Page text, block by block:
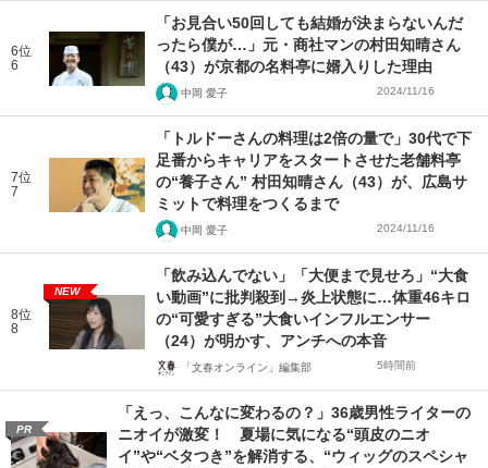
6位
6
「お見合い50回しても結婚が決まらないんだ
ったら僕が…」元・商社マンの村田知晴さん
（43）が京都の名料亭に婿入りした理由
中岡 愛子 2024/11/16
7位
7
「トルドーさんの料理は2倍の量で」30代で下
足番からキャリアをスタートさせた老舗料亭
の“養子さん” 村田知晴さん（43）が、広島サ
ミットで料理をつくるまで
中岡 愛子 2024/11/16
8位
8
NEW
「飲み込んでない」「大便まで見せろ」“大食
い動画”に批判殺到→炎上状態に…体重46キロ
の“可愛すぎる”大食いインフルエンサー
（24）が明かす、アンチへの本音
「文春オンライン」編集部 5時間前
PR
「えっ、こんなに変わるの？」36歳男性ライターの
ニオイが激変！ 夏場に気になる“頭皮のニオ
イ”や“ベタつき”を解消する、“ウィッグのスペシャ